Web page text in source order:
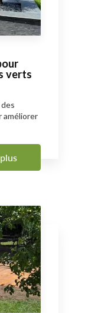
verts
améliorer